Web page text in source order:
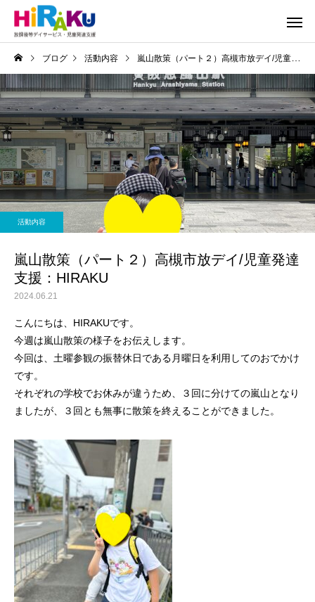
ブログ 活動内容 嵐山散策（パート２）高槻市放デイ/児童発達支援：HIRAKU
活動内容
嵐山散策（パート２）高槻市放デイ/児童発達
支援：HIRAKU
2024.06.21
こんにちは、HIRAKUです。
今週は嵐山散策の様子をお伝えします。
今回は、土曜参観の振替休日である月曜日を利用してのおでかけ
です。
それぞれの学校でお休みが違うため、３回に分けての嵐山となり
ましたが、３回とも無事に散策を終えることができました。